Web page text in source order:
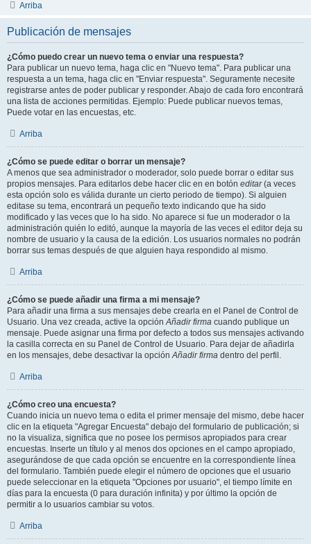
Arriba
Publicación de mensajes
¿Cómo puedo crear un nuevo tema o enviar una respuesta?
Para publicar un nuevo tema, haga clic en "Nuevo tema". Para publicar una
respuesta a un tema, haga clic en "Enviar respuesta". Seguramente necesite
registrarse antes de poder publicar y responder. Abajo de cada foro encontrará
una lista de acciones permitidas. Ejemplo: Puede publicar nuevos temas,
Puede votar en las encuestas, etc.
Arriba
¿Cómo se puede editar o borrar un mensaje?
A menos que sea administrador o moderador, solo puede borrar o editar sus
propios mensajes. Para editarlos debe hacer clic en en botón editar(a veces
esta opción solo es válida durante un cierto periodo de tiempo). Si alguien
editase su tema, encontrará un pequeño texto indicando que ha sido
modificado y las veces que lo ha sido. No aparece si fue un moderador o la
administración quién lo editó, aunque la mayoría de las veces el editor deja su
nombre de usuario y la causa de la edición. Los usuarios normales no podrán
borrar sus temas después de que alguien haya respondido al mismo.
Arriba
¿Cómo se puede añadir una firma a mi mensaje?
Para añadir una firma a sus mensajes debe crearla en el Panel de Control de
Usuario. Una vez creada, active la opciónAñadir firma cuando publique un
mensaje. Puede asignar una firma por defecto a todos sus mensajes activando
la casilla correcta en su Panel de Control de Usuario. Para dejar de añadirla
en los mensajes, debe desactivar la opciónAñadir firma dentro del perfil.
Arriba
¿Cómo creo una encuesta?
Cuando inicia un nuevo tema o edita el primer mensaje del mismo, debe hacer
clic en la etiqueta "Agregar Encuesta" debajo del formulario de publicación; si
no la visualiza, significa que no posee los permisos apropiados para crear
encuestas. Inserte un título y al menos dos opciones en el campo apropiado,
asegurándose de que cada opción se encuentre en la correspondiente línea
del formulario. También puede elegir el número de opciones que el usuario
puede seleccionar en la etiqueta "Opciones por usuario", el tiempo límite en
días para la encuesta (0 para duración infinita) y por último la opción de
permitir a lo usuarios cambiar su votos.
Arriba